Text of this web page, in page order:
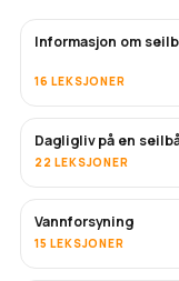
Informasjon om
16 LEKSJONER
Dagligliv på en
22 LEKSJONER
Vannforsyning
15 LEKSJONER